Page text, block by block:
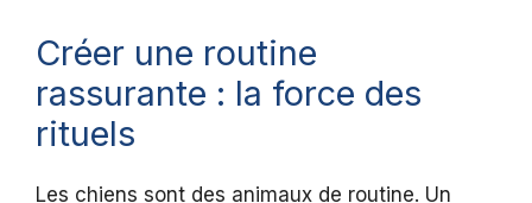
Créer une routine
rassurante : la force des
rituels
Les chiens sont des animaux de routine. Un